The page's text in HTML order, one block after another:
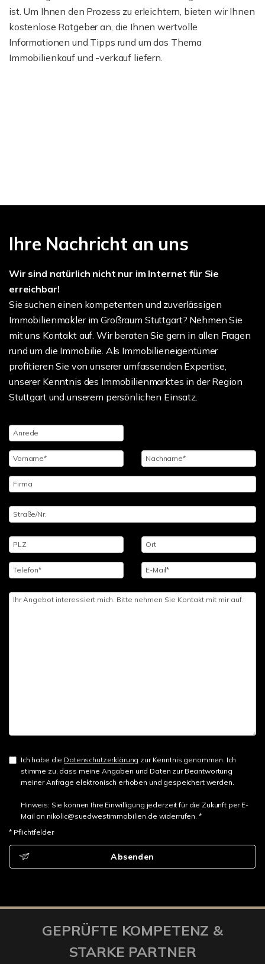
ist. Um Ihnen den Prozess zu erleichtern, bieten wir Ihnen
kostenlose Ratgeber an, die Ihnen wertvolle
Informationen und Tipps rund um das Thema
Immobilienkauf und -verkauf liefern.
Ihre Nachricht an uns
Wir sind natürlich nicht nur im Internet für Sie
erreichbar!
Sie suchen einen kompetenten und zuverlässigen
Immobilienmakler im Großraum Stuttgart? Nehmen Sie
mit uns Kontakt auf. Wir beraten Sie gern in allen Fragen
rund um die Immobilie. Als Immobilieneigentümer
profitieren Sie von unserer umfassenden Expertise,
unserer Kenntnis des Immobilienmarktes in der Region
Stuttgart und unserem persönlichen Einsatz.
Ich habe die Datenschutzerklärung zur Kenntnis genommen. Ich
stimme zu, dass meine Angaben und Daten zur Beantwortung
meiner Anfrage elektronisch erhoben und gespeichert werden.
Hinweis: Sie können Ihre Einwilligung jederzeit für die Zukunft per E-
Mail an nikolic@suedwestimmobilien.de widerrufen. *
* Pflichtfelder
Absenden
GEPRÜFTE KOMPETENZ &
STARKE PARTNER